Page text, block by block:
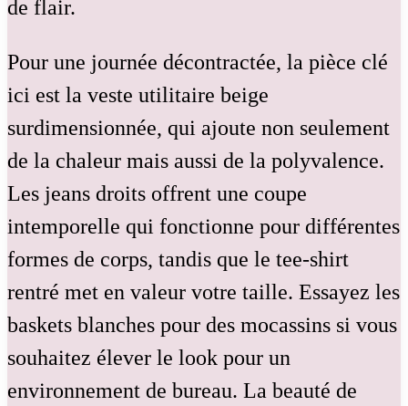
de flair.
Pour une journée décontractée, la pièce clé
ici est la veste utilitaire beige
surdimensionnée, qui ajoute non seulement
de la chaleur mais aussi de la polyvalence.
Les jeans droits offrent une coupe
intemporelle qui fonctionne pour différentes
formes de corps, tandis que le tee-shirt
rentré met en valeur votre taille. Essayez les
baskets blanches pour des mocassins si vous
souhaitez élever le look pour un
environnement de bureau. La beauté de